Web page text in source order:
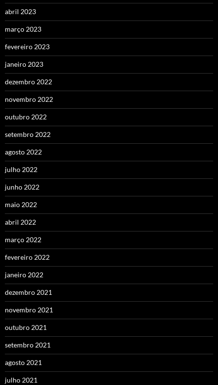
abril 2023
março 2023
fevereiro 2023
janeiro 2023
dezembro 2022
novembro 2022
outubro 2022
setembro 2022
agosto 2022
julho 2022
junho 2022
maio 2022
abril 2022
março 2022
fevereiro 2022
janeiro 2022
dezembro 2021
novembro 2021
outubro 2021
setembro 2021
agosto 2021
julho 2021